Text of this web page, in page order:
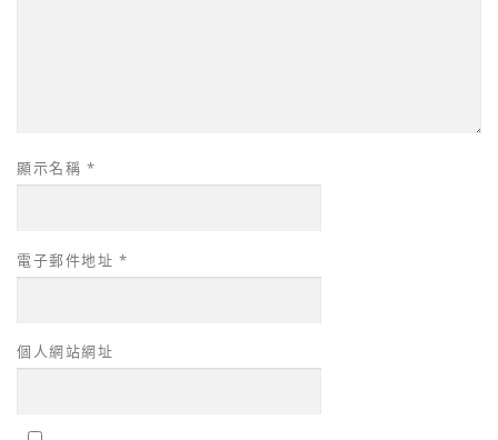
顯示名稱 *
電子郵件地址 *
個人網站網址